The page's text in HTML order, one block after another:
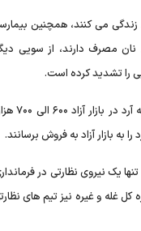
در شهرستان گرگان زندگی می کنند، همچنین
نان مصرف دارند، از سویی
را تشدید کرده است.
به گفته فرماندار گرگان، یک کیسه آرد
بازار آزاد به فروش برسانند.
کار نانوایی‌ها را ضعیف خواند و افزود: شهرستان گرگان که ۴۲۷ نانوایی دارد تنها یک نیروی
غله و غیره نیز تیم های